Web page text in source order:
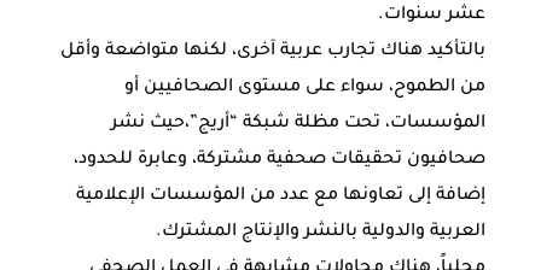
عشر سنوات.
بالتأكيد هناك تجارب عربية آخرى، لكنها متواضعة وأقل
من الطموح، سواء على مستوى الصحافيين أو
المؤسسات، تحت مظلة شبكة “أريج”،حيث نشر
صحافيون تحقيقات صحفية مشتركة، وعابرة للحدود،
إضافة إلى تعاونها مع عدد من المؤسسات الإعلامية
العربية والدولية بالنشر والإنتاج المشترك.